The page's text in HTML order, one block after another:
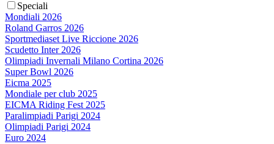
Speciali
Mondiali 2026
Roland Garros 2026
Sportmediaset Live Riccione 2026
Scudetto Inter 2026
Olimpiadi Invernali Milano Cortina 2026
Super Bowl 2026
Eicma 2025
Mondiale per club 2025
EICMA Riding Fest 2025
Paralimpiadi Parigi 2024
Olimpiadi Parigi 2024
Euro 2024